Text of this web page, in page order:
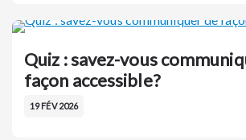
Quiz : savez-vous
façon accessible?
19 FÉV 2026